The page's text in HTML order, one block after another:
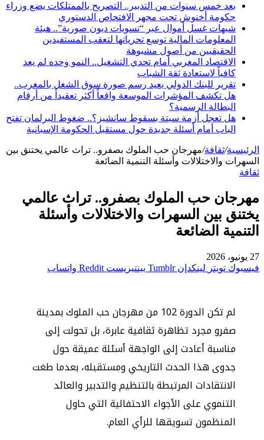
بعد خمس سنوات من التدبير.. التصريح بالممتلكات يضع وزراء
حكومة أخنوش تحت مجهر الافتحاص الدستوري
شبهات غسل أموال عبر “تسويات ديون صورية”.. هيئة
المعلومات المالية توسع تحرياتها لتعقب المستفيدين
الحقيقيين من أصول مشبوهة
الاقتصاد المغربي أمام تحدي التشغيل.. النمو وحده لم يعد
كافياً لاستعادة ثقة الشباب
تقرير للبنك الدولي يعيد رسم صورة سوق الشغل بالمغرب..
هل تكشف المؤشرات الموسعة واقعاً أكثر تعقيداً من أرقام
البطالة الرسمية؟
هل تعجل أزمة سبتة بسقوط سانشيز؟.. ضغوط البرلمان تفتح
الباب أمام أسئلة جديدة حول مستقبل الحكومة الإسبانية
الرئيسية/ثقافة/مهرجان حب الملوك بصفرو.. تراث عالمي يختنق بين
السهرات والاختلالات وأسئلة التنمية الضائعة
ثقافة
مهرجان حب الملوك بصفرو.. تراث عالمي
يختنق بين السهرات والاختلالات وأسئلة
التنمية الضائعة
27 يونيو، 2026
فيسبوك تويتر لينكدإن بينتيريست واتساب
لم تكن الدورة 102 من مهرجان حب الملوك بمدينة
صفرو مجرد تظاهرة ثقافية عابرة، بل تحولت إلى
مناسبة أعادت إلى الواجهة أسئلة عميقة حول
جدوى هذا الحدث التاريخي ومستقبله، بعدما طغت
الانتقادات المرتبطة بالتنظيم والتدبير والعائد
التنموي على الأجواء الاحتفالية التي حاول
المنظمون تسويقها للرأي العام.